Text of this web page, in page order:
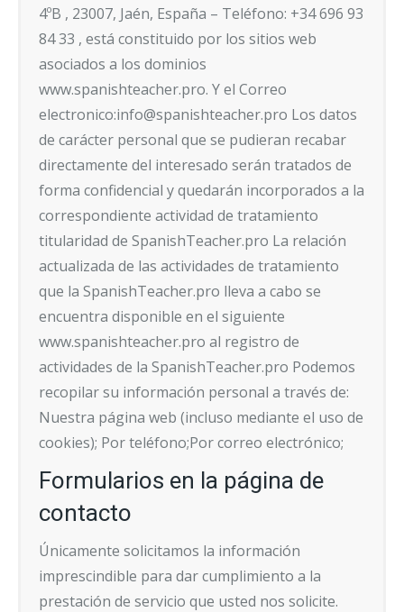
4ºB , 23007, Jaén, España – Teléfono: +34 696 93
84 33 , está constituido por los sitios web
asociados a los dominios
www.spanishteacher.pro. Y el Correo
electronico:info@spanishteacher.pro Los datos
de carácter personal que se pudieran recabar
directamente del interesado serán tratados de
forma confidencial y quedarán incorporados a la
correspondiente actividad de tratamiento
titularidad de SpanishTeacher.pro La relación
actualizada de las actividades de tratamiento
que la SpanishTeacher.pro lleva a cabo se
encuentra disponible en el siguiente
www.spanishteacher.pro al registro de
actividades de la SpanishTeacher.pro Podemos
recopilar su información personal a través de:
Nuestra página web (incluso mediante el uso de
cookies); Por teléfono;Por correo electrónico;
Formularios en la página de
contacto
Únicamente solicitamos la información
imprescindible para dar cumplimiento a la
prestación de servicio que usted nos solicite.